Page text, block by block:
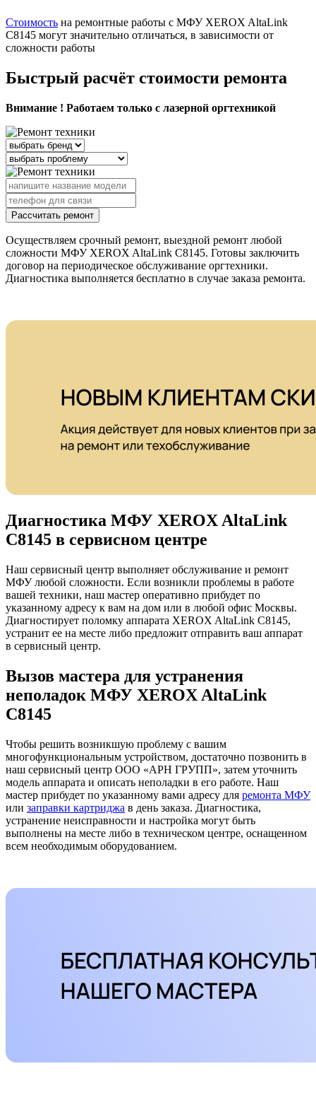
Стоимость на ремонтные работы с МФУ XEROX AltaLink
C8145 могут значительно отличаться, в зависимости от
сложности работы
Быстрый расчёт стоимости ремонта
Внимание ! Работаем только с лазерной оргтехникой
Рассчитать ремонт
Осуществляем срочный ремонт, выездной ремонт любой
сложности МФУ XEROX AltaLink C8145. Готовы заключить
договор на периодическое обслуживание оргтехники.
Диагностика выполняется бесплатно в случае заказа ремонта.
Диагностика МФУ XEROX AltaLink
C8145 в сервисном центре
Наш сервисный центр выполняет обслуживание и ремонт
МФУ любой сложности. Если возникли проблемы в работе
вашей техники, наш мастер оперативно прибудет по
указанному адресу к вам на дом или в любой офис Москвы.
Диагностирует поломку аппарата XEROX AltaLink C8145,
устранит ее на месте либо предложит отправить ваш аппарат
в сервисный центр.
Вызов мастера для устранения
неполадок МФУ XEROX AltaLink
C8145
Чтобы решить возникшую проблему с вашим
многофункциональным устройством, достаточно позвонить в
наш сервисный центр ООО «АРН ГРУПП», затем уточнить
модель аппарата и описать неполадки в его работе. Наш
мастер прибудет по указанному вами адресу для ремонта МФУ
или заправки картриджа в день заказа. Диагностика,
устранение неисправности и настройка могут быть
выполнены на месте либо в техническом центре, оснащенном
всем необходимым оборудованием.